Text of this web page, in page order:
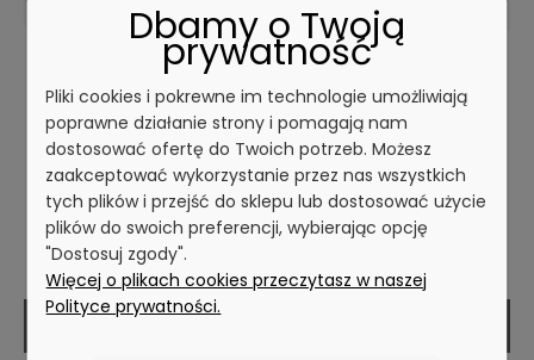
NEWSLETTER
Zapisz się do newslettera i otrzymuj
powiadomienia o produktach i
promocjach jako pierwszy
Dbamy o Twoją
prywatność
Pliki cookies i pokrewne im technologie umożliwiają
poprawne działanie strony i pomagają nam
dostosować ofertę do Twoich potrzeb. Możesz
zaakceptować wykorzystanie przez nas wszystkich
tych plików i przejść do sklepu lub dostosować użycie
plików do swoich preferencji, wybierając opcję
"Dostosuj zgody".
Więcej o plikach cookies przeczytasz w naszej
Polityce prywatności.